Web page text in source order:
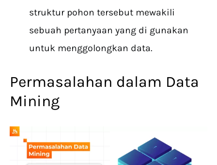
struktur pohon tersebut mewakili
sebuah pertanyaan yang di gunakan
untuk menggolongkan data.
Permasalahan dalam Data
Mining